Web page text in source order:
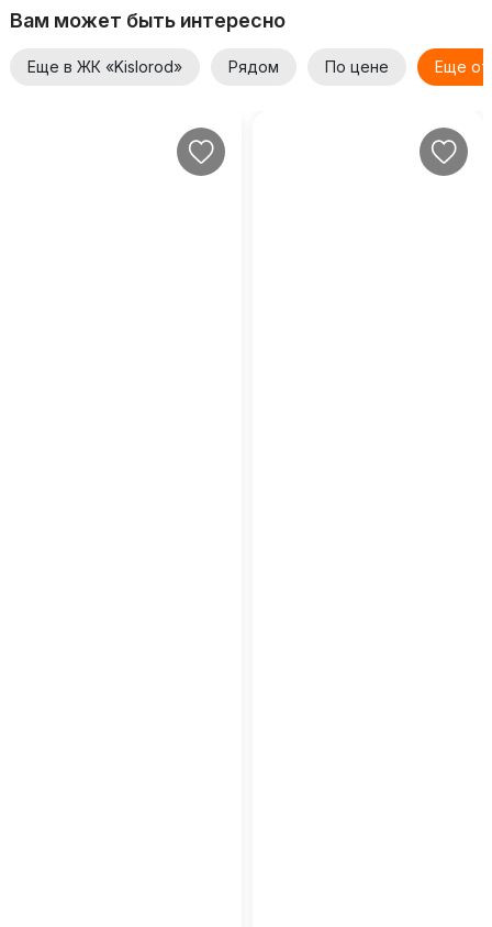
Вам может быть интересно
Еще в ЖК «Kislorod» Рядом По цене Еще от